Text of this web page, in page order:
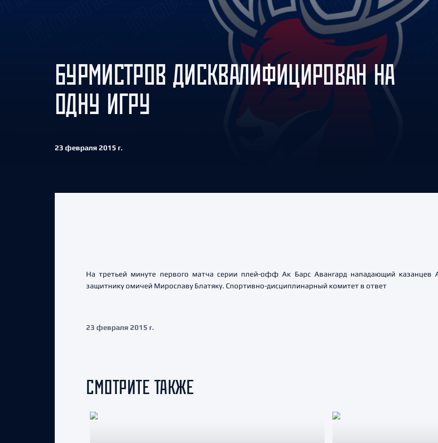
Амур
Барыс
Салават Юлаев
Сибирь
БУРМИСТРОВ ДИСКВАЛИФИЦИРОВАН НА
ОДНУ ИГРУ
23 февраля 2015 г.
На третьей минуте первого матча серии плей-офф Ак Барс Авангард нападающий казанцев
защитнику омичей Мирославу Блатяку. Спортивно-дисциплинарный комитет в ответ
23 февраля 2015 г.
СМОТРИТЕ ТАКЖЕ